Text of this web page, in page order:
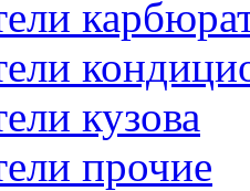
кузова
прочие